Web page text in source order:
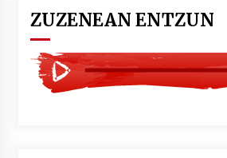
ZUZENEAN ENTZUN